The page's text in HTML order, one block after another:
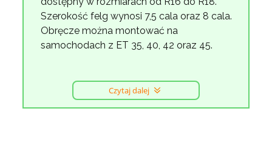
Szerokość felg wynosi 7,5 cala oraz 8 cala.
Obręcze można montować na
samochodach z ET 35, 40, 42 oraz 45.
Czytaj dalej